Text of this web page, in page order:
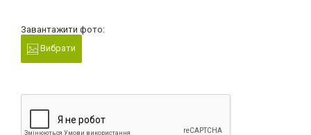
Завантажити фото:
Вибрати